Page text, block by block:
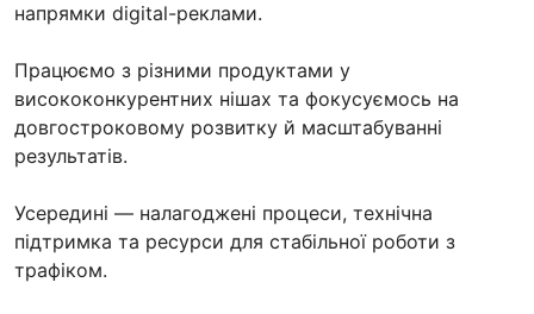
напрямки digital-реклами.
Працюємо з різними продуктами у
висококонкурентних нішах та фокусуємось на
довгостроковому розвитку й масштабуванні
результатів.
Усередині — налагоджені процеси, технічна
підтримка та ресурси для стабільної роботи з
трафіком.